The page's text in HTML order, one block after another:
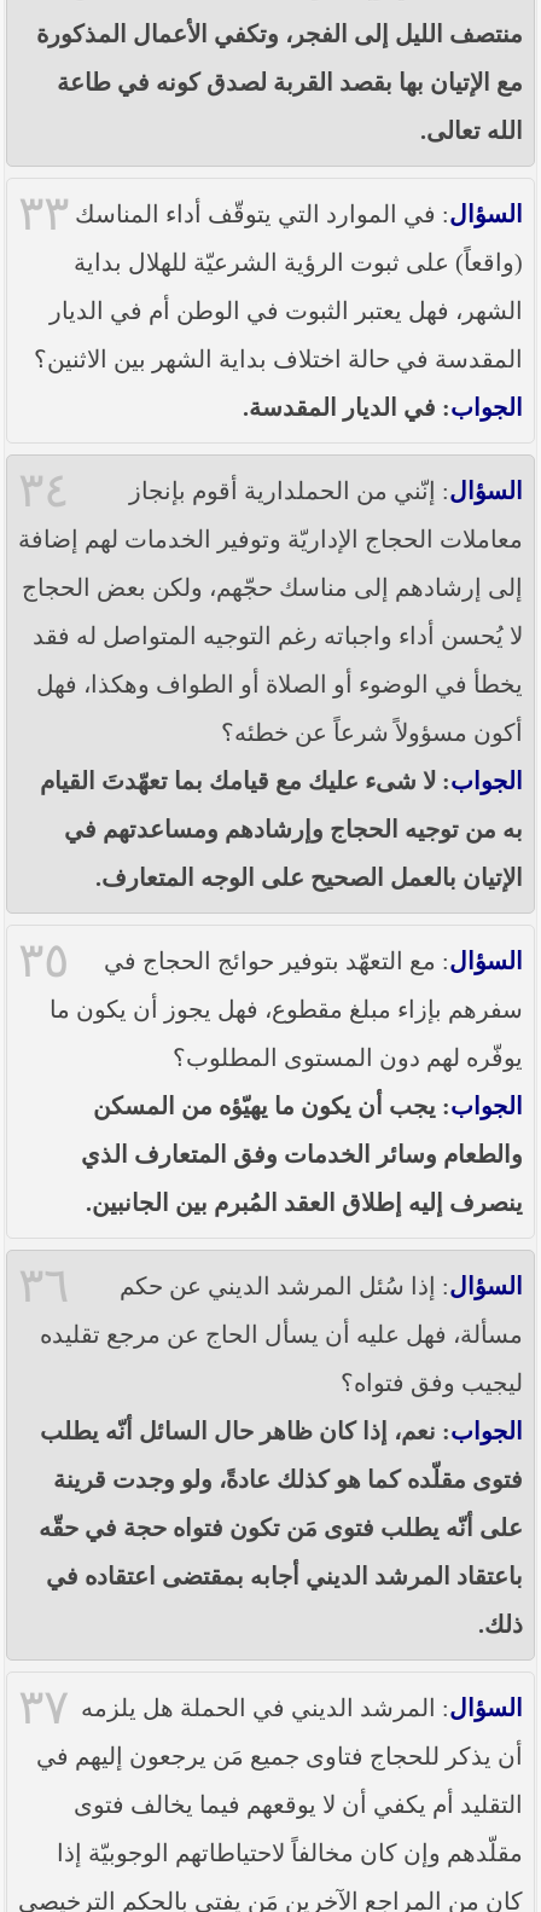
منتصف الليل إلى الفجر، وتكفي الأعمال المذكورة
مع الإتيان بها بقصد القربة لصدق كونه في طاعة
الله تعالى.
٣٣ السؤال: في الموارد التي يتوقّف أداء المناسك
(واقعاً) على ثبوت الرؤية الشرعيّة للهلال بداية
الشهر، فهل يعتبر الثبوت في الوطن أم في الديار
المقدسة في حالة اختلاف بداية الشهر بين الاثنين؟
الجواب: في الديار المقدسة.
٣٤ السؤال: إنّني من الحملدارية أقوم بإنجاز
معاملات الحجاج الإداريّة وتوفير الخدمات لهم إضافة
إلى إرشادهم إلى مناسك حجّهم، ولكن بعض الحجاج
لا يُحسن أداء واجباته رغم التوجيه المتواصل له فقد
يخطأ في الوضوء أو الصلاة أو الطواف وهكذا، فهل
أكون مسؤولاً شرعاً عن خطئه؟
الجواب: لا شىء عليك مع قيامك بما تعهّدتَ القيام
به من توجيه الحجاج وإرشادهم ومساعدتهم في
الإتيان بالعمل الصحيح على الوجه المتعارف.
٣٥ السؤال: مع التعهّد بتوفير حوائج الحجاج في
سفرهم بإزاء مبلغ مقطوع، فهل يجوز أن يكون ما
يوفّره لهم دون المستوى المطلوب؟
الجواب: يجب أن يكون ما يهيّؤه من المسكن
والطعام وسائر الخدمات وفق المتعارف الذي
ينصرف إليه إطلاق العقد المُبرم بين الجانبين.
٣٦ السؤال: إذا سُئل المرشد الديني عن حكم
مسألة، فهل عليه أن يسأل الحاج عن مرجع تقليده
ليجيب وفق فتواه؟
الجواب: نعم، إذا كان ظاهر حال السائل أنّه يطلب
فتوى مقلّده كما هو كذلك عادةً، ولو وجدت قرينة
على أنّه يطلب فتوى مَن تكون فتواه حجة في حقّه
باعتقاد المرشد الديني أجابه بمقتضى اعتقاده في
ذلك.
٣٧ السؤال: المرشد الديني في الحملة هل يلزمه
أن يذكر للحجاج فتاوى جميع مَن يرجعون إليهم في
التقليد أم يكفي أن لا يوقعهم فيما يخالف فتوى
مقلّدهم وإن كان مخالفاً لاحتياطاتهم الوجوبيّة إذا
كان من المراجع الآخرين مَن يفتي بالحكم الترخيصي